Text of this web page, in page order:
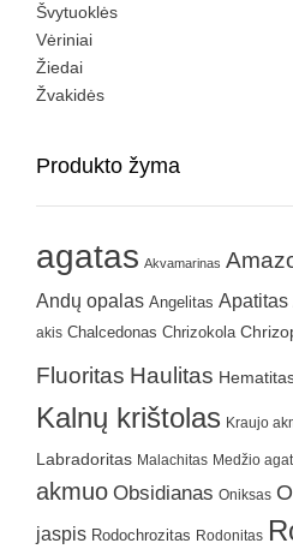
Švytuoklės
Vėriniai
Žiedai
Žvakidės
Produkto žyma
agatas Akvamarinas
Andų opalas Angelitas Apatitas
akis Chalcedonas Chrizokola
Fluoritas Haulitas
Kalnų krištolas Kraujo
Labradoritas Malachitas Medžio
akmuo Obsidianas Oniksas
jaspis Rodochrozitas Rodonitas